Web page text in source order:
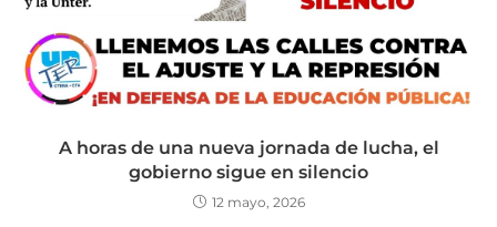
A horas de una nueva jornada de lucha, el
gobierno sigue en silencio
12 mayo, 2026